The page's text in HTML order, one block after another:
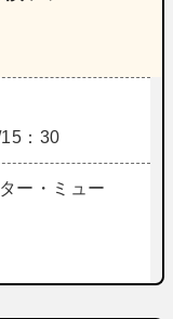
：30
ー・ミュー